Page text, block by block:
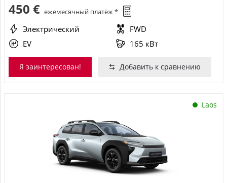
450 € ежемесячный платёж *
Электрический
FWD
EV
165 кВт
Я заинтересован! Добавить к сравнению
Laos